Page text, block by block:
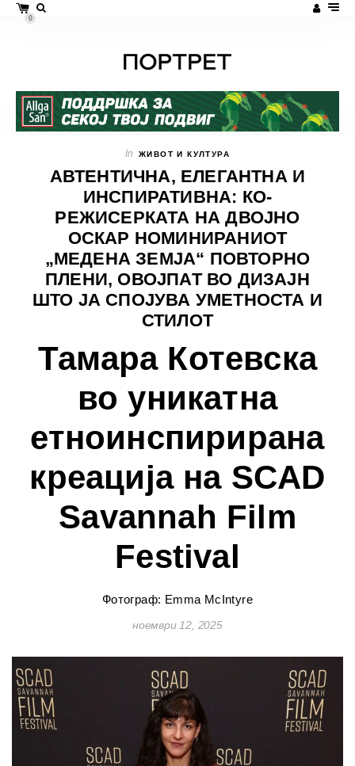
0
In ЖИВОТ И КУЛТУРА
АВТЕНТИЧНА, ЕЛЕГАНТНА И
ИНСПИРАТИВНА: КО-
РЕЖИСЕРКАТА НА ДВОЈНО
ОСКАР НОМИНИРАНИОТ
„МЕДЕНА ЗЕМЈА“ ПОВТОРНО
ПЛЕНИ, ОВОЈПАТ ВО ДИЗАЈН
ШТО ЈА СПОЈУВА УМЕТНОСТА И
СТИЛОТ
Тамара Котевска
во уникатна
етноинспирирана
креација на SCAD
Savannah Film
Festival
Фотограф: Emma McIntyre
ноември 12, 2025